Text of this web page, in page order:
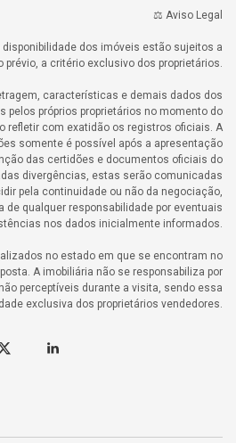
⚖️ Aviso Legal
dos imóveis estão sujeitos a
a critério exclusivo dos proprietários.
características e demais dados dos
pelos próprios proprietários no momento do
refletir com exatidão os registros oficiais. A
somente é possível após a apresentação
das certidões e documentos oficiais do
divergências, estas serão comunicadas
pela continuidade ou não da negociação,
de qualquer responsabilidade por eventuais
nos dados inicialmente informados.
no estado em que se encontram no
A imobiliária não se responsabiliza por
perceptíveis durante a visita, sendo essa
exclusiva dos proprietários vendedores.
Linkedin